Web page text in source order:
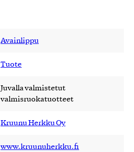
Avainlippu
Tuote
Juvalla valmistetut
valmisruokatuotteet
Kruunu Herkku Oy
www.kruunuherkku.fi